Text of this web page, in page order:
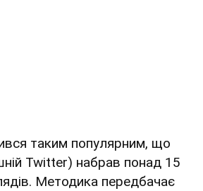
таким популярним, що
Twitter) набрав понад 15
Методика передбачає